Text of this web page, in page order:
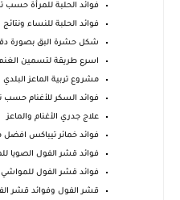
فوائد الحلبة للمرأة حسب
فوائد الحلبة للنساء
شكل حشرة البق بصورة
اسرع طريقة لتسمين الغنم
مشروع تربية الماعز
فوائد السكر للأغنام حسب
علاج جدري الأغنام والماعز
فوائد خمائر تيباكس
فوائد قشر الفول الصويا
فوائد قشر الفول
قشر الفول وفوائد قشر